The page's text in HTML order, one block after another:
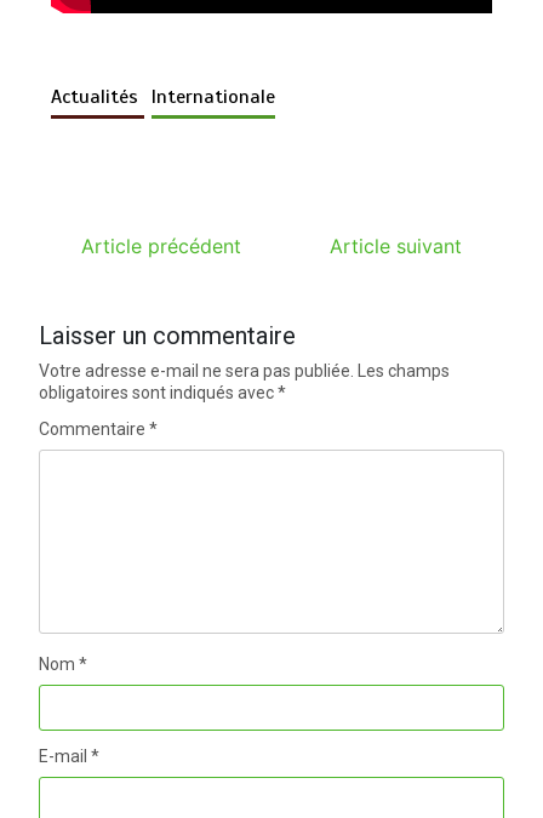
Actualités Internationale
Article précédent Article suivant
Laisser un commentaire
Votre adresse e-mail ne sera pas publiée. Les champs
obligatoires sont indiqués avec*
Commentaire*
Nom*
E-mail*